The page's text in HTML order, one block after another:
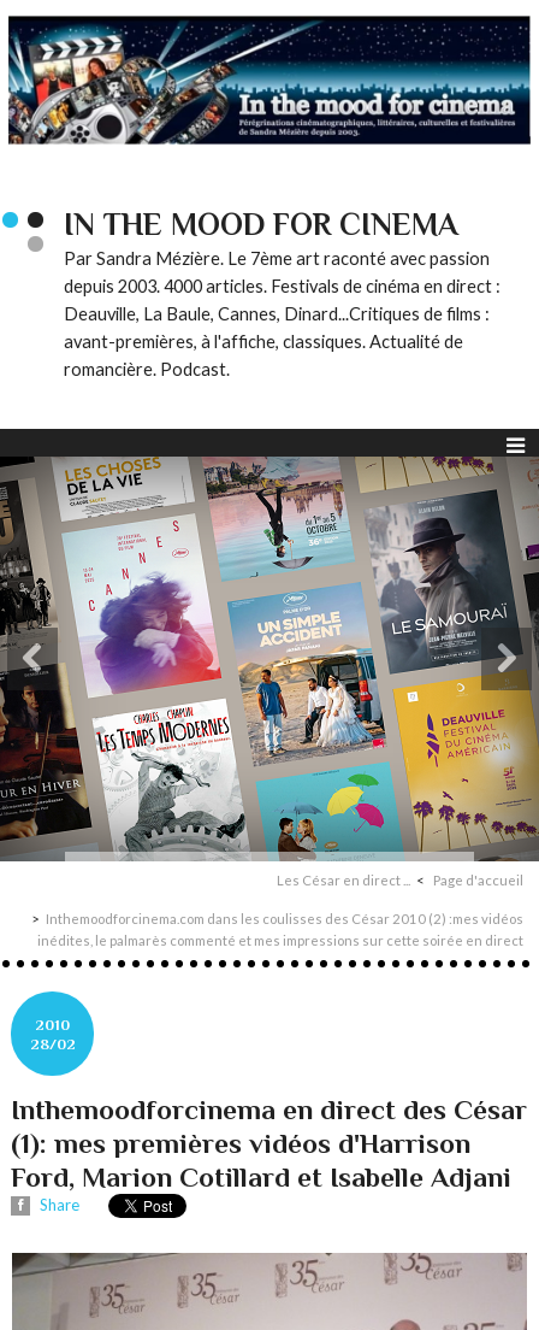
IN THE MOOD FOR CINEMA
Par Sandra Mézière. Le 7ème art raconté avec passion
depuis 2003. 4000 articles. Festivals de cinéma en direct :
Deauville, La Baule, Cannes, Dinard...Critiques de films :
avant-premières, à l'affiche, classiques. Actualité de
romancière. Podcast.
Les César en direct ... Page d'accueil
Inthemoodforcinema.com dans les coulisses des César 2010 (2) :mes vidéos
inédites, le palmarès commenté et mes impressions sur cette soirée en direct
2010
28/02
Inthemoodforcinema en direct des César
(1): mes premières vidéos d'Harrison
Ford, Marion Cotillard et Isabelle Adjani
Share